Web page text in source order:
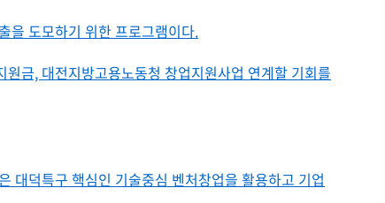
을 도모하기 위한 프로그램이다.
금, 대전지방고용노동청 창업지원사업 연계할 기회를
대덕특구 핵심인 기술중심 벤처창업을 활용하고 기업